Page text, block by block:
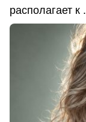
располагает к